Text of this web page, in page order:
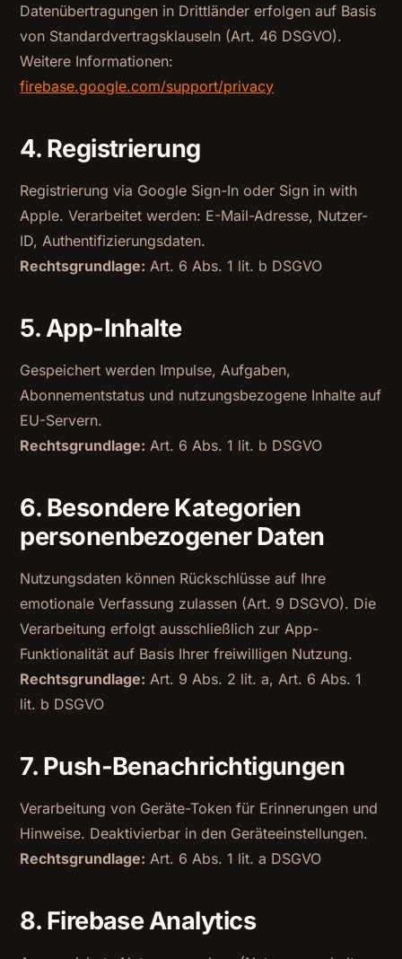
Datenübertragungen in Drittländer erfolgen auf Basis
von Standardvertragsklauseln (Art. 46 DSGVO).
Weitere Informationen:
firebase.google.com/support/privacy
4. Registrierung
Registrierung via Google Sign-In oder Sign in with
Apple. Verarbeitet werden: E-Mail-Adresse, Nutzer-
ID, Authentifizierungsdaten.
Rechtsgrundlage: Art. 6 Abs. 1 lit. b DSGVO
5. App-Inhalte
Gespeichert werden Impulse, Aufgaben,
Abonnementstatus und nutzungsbezogene Inhalte auf
EU-Servern.
Rechtsgrundlage: Art. 6 Abs. 1 lit. b DSGVO
6. Besondere Kategorien
personenbezogener Daten
Nutzungsdaten können Rückschlüsse auf Ihre
emotionale Verfassung zulassen (Art. 9 DSGVO). Die
Verarbeitung erfolgt ausschließlich zur App-
Funktionalität auf Basis Ihrer freiwilligen Nutzung.
Rechtsgrundlage: Art. 9 Abs. 2 lit. a, Art. 6 Abs. 1
lit. b DSGVO
7. Push-Benachrichtigungen
Verarbeitung von Geräte-Token für Erinnerungen und
Hinweise. Deaktivierbar in den Geräteeinstellungen.
Rechtsgrundlage: Art. 6 Abs. 1 lit. a DSGVO
8. Firebase Analytics